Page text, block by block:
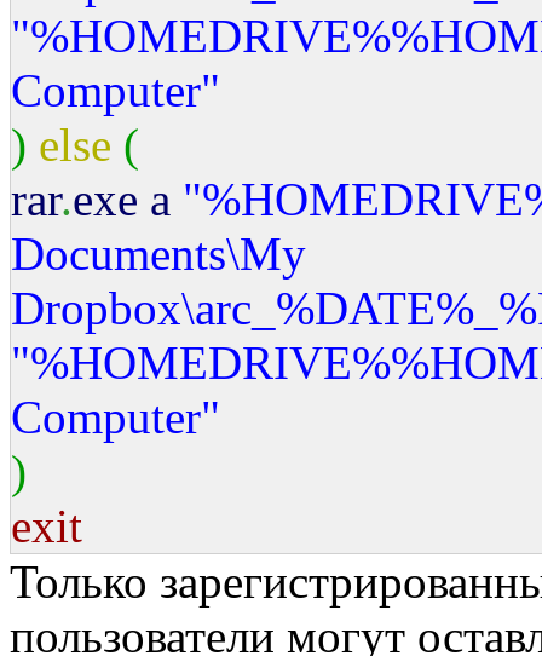
Computer"
) else (
rar.exe a
Documents\My
Dropbox\a
Computer"
)
exit
Только
пользователи могут